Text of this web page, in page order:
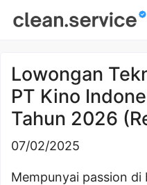
Lowongan
PT Kino
Tahun 2026
07/02/2025
Mempunyai passion